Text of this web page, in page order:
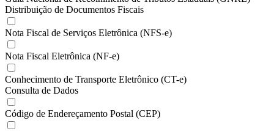
Distribuição de Documentos Fiscais
Nota Fiscal de Serviços Eletrônica (NFS-e)
Nota Fiscal Eletrônica (NF-e)
Conhecimento de Transporte Eletrônico (CT-e)
Consulta de Dados
Código de Endereçamento Postal (CEP)